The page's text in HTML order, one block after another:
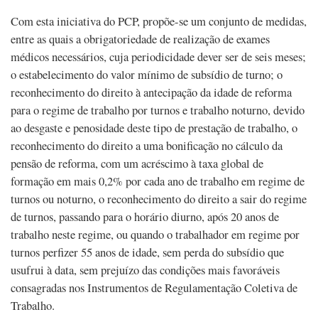
Com esta iniciativa do PCP, propõe-se um conjunto de medidas,
entre as quais a obrigatoriedade de realização de exames
médicos necessários, cuja periodicidade dever ser de seis meses;
o estabelecimento do valor mínimo de subsídio de turno; o
reconhecimento do direito à antecipação da idade de reforma
para o regime de trabalho por turnos e trabalho noturno, devido
ao desgaste e penosidade deste tipo de prestação de trabalho, o
reconhecimento do direito a uma bonificação no cálculo da
pensão de reforma, com um acréscimo à taxa global de
formação em mais 0,2% por cada ano de trabalho em regime de
turnos ou noturno, o reconhecimento do direito a sair do regime
de turnos, passando para o horário diurno, após 20 anos de
trabalho neste regime, ou quando o trabalhador em regime por
turnos perfizer 55 anos de idade, sem perda do subsídio que
usufrui à data, sem prejuízo das condições mais favoráveis
consagradas nos Instrumentos de Regulamentação Coletiva de
Trabalho.